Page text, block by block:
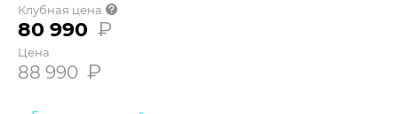
Клубная цена
80 990 ₽
Цена
88 990 ₽